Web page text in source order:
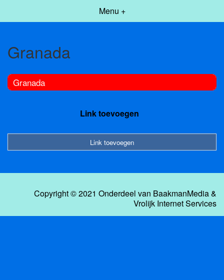
Menu +
Granada
Granada
Link toevoegen
Link toevoegen
Copyright © 2021 Onderdeel van BaakmanMedia&
Vrolijk Internet Services